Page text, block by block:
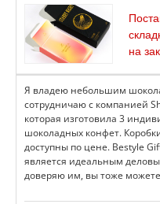
на
Я владею небольшим
сотрудничаю с компанией
которая изготовила 3
шоколадных конфет.
доступны по цене. Bestyle
является идеальным
доверяю им, вы тоже